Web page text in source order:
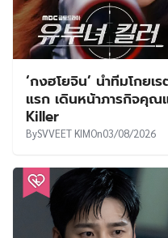
‘กงฮโยจิน’ นำทีมโกย
แรก เดินหน้าภารกิจคุณ
Killer
BySVVEET KIMOn03/08/2026